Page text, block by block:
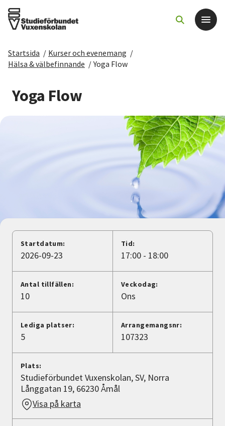
Det här gör vi
För dig som
Sök kurser och evenemang
Nyheter
Avdelningar
Lyssna
Startsida / Kurser och evenemang /
Hälsa & välbefinnande / Yoga Flow
Yoga Flow
Startdatum:
2026-09-23
Tid:
17:00 - 18:00
Antal tillfällen:
10
Veckodag:
Ons
Lediga platser:
5
Arrangemangsnr:
107323
Plats:
Studieförbundet Vuxenskolan, SV, Norra
Långgatan 19, 66230 Åmål
Visa på karta